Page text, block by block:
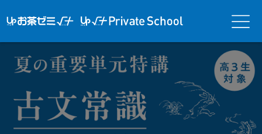
ミ√＋（ルー
（ルータス）PS
メニ
ュー